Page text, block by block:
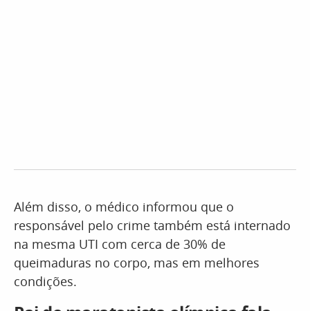
Além disso, o médico informou que o
responsável pelo crime também está internado
na mesma UTI com cerca de 30% de
queimaduras no corpo, mas em melhores
condições.